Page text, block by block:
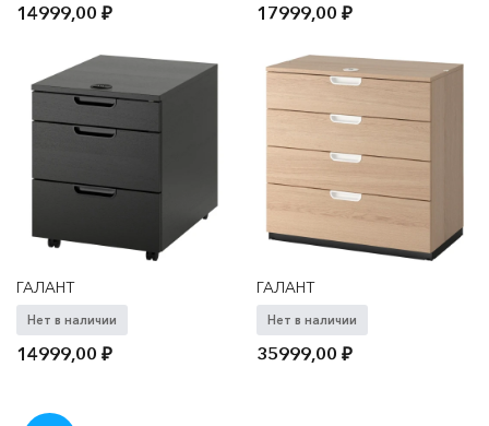
14999,00₽ 17999,00₽
ГАЛАНТ
Нет в наличии
14999,00₽
ГАЛАНТ
Нет в наличии
35999,00₽